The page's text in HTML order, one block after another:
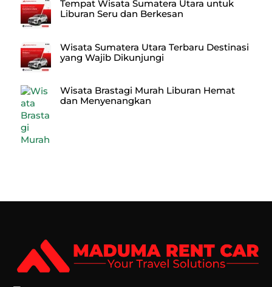
Tempat Wisata Sumatera Utara untuk
Liburan Seru dan Berkesan
Wisata Sumatera Utara Terbaru Destinasi
yang Wajib Dikunjungi
Wisata Brastagi Murah Liburan Hemat
dan Menyenangkan